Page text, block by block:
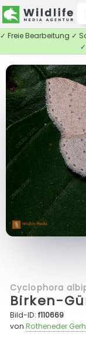
✓ Freie Bearbeitung ✓
Cyclophora
Birken-
Bild-ID:f110669
vonRotheneder